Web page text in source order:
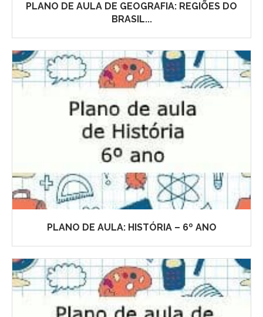
PLANO DE AULA DE GEOGRAFIA: REGIÕES DO
BRASIL...
PLANO DE AULA: HISTÓRIA – 6º ANO